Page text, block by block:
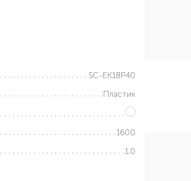
SC-EK18P40
Пластик
1600
1.0